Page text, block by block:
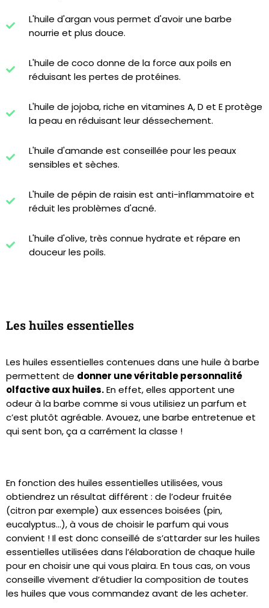
L'huile d'arganvous permet d'avoir une barbe
nourrie et plus douce.
L'huile de coco donne de la force aux poils en
réduisant les pertes de protéines.
L'huile de jojoba, riche en vitamines A, D et E protège
la peau en réduisant leur déssechement.
L'huile d'amande est conseillée pour les peaux
sensibles et sèches.
L'huile de pépin de raisinest anti-inflammatoire et
réduit les problèmes d'acné.
L'huile d'olive, très connue hydrate et répare en
douceur les poils.
Les huiles essentielles
Les huiles essentielles contenues dans une huile à barbe
permettent de donner une véritable personnalité
olfactive aux huiles.En effet, elles apportent une
odeur à la barbe comme si vous utilisiez un parfum et
c’est plutôt agréable. Avouez, une barbe entretenue et
qui sent bon, ça a carrément la classe !
En fonction des huiles essentielles utilisées, vous
obtiendrez un résultat différent : de l’odeur fruitée
(citron par exemple) aux essences boisées (pin,
eucalyptus…), à vous de choisir le parfum qui vous
convient ! Il est donc conseillé de s’attarder sur les huiles
essentielles utilisées dans l’élaboration de chaque huile
pour en choisir une qui vous plaira. En tous cas, on vous
conseille vivement d’étudier la composition de toutes
les huiles que vous commandez avant de les acheter.